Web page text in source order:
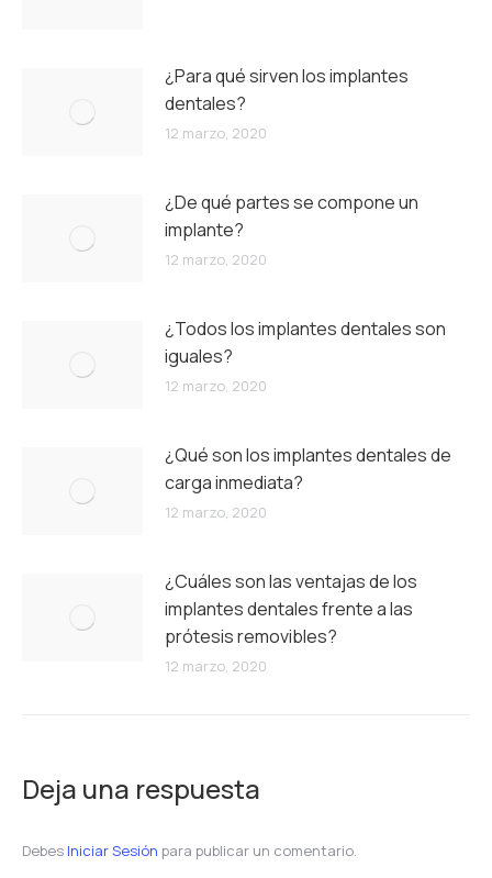
¿Para qué sirven los implantes
dentales?
12 marzo, 2020
¿De qué partes se compone un
implante?
12 marzo, 2020
¿Todos los implantes dentales son
iguales?
12 marzo, 2020
¿Qué son los implantes dentales de
carga inmediata?
12 marzo, 2020
¿Cuáles son las ventajas de los
implantes dentales frente a las
prótesis removibles?
12 marzo, 2020
Deja una respuesta
Debes Iniciar Sesión para publicar un comentario.